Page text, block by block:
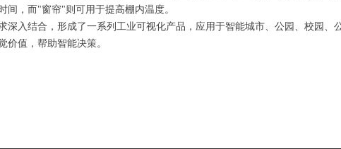
间，而"窗帘"则可用于提高棚内温度。
入结合，形成了一系列工业可视化产品，应用于智能城市、公园、校园、
值，帮助智能决策。